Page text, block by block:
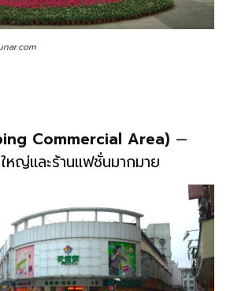
Commercial Area) —
หญ่และร้านแฟชั่นมากมาย